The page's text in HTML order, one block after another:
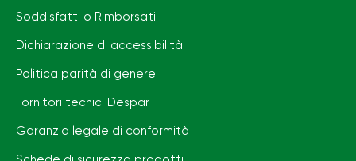
Soddisfatti o Rimborsati
Dichiarazione di accessibilità
Politica parità di genere
Fornitori tecnici Despar
Garanzia legale di conformità